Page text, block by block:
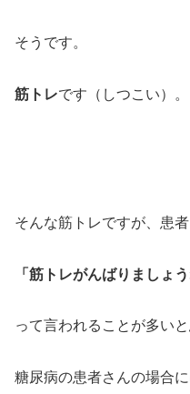
そうです。
筋トレです（しつこい）。
そんな筋トレですが、患
「筋トレがんばりましょう
って言われることが多いと
糖尿病の患者さんの場合